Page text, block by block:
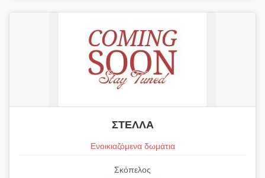
ΣΤΕΛΛΑ
Ενοικιαζόμενα δωμάτια
Σκόπελος